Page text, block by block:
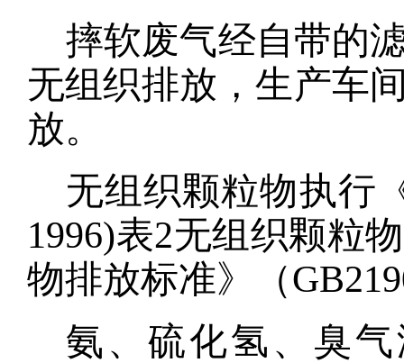
摔软废气经自带的
无组织排放 ，生产车
放。
无组织颗粒物执行
1996)表2无组织颗粒
物排放标准》（
氨、硫化氢、臭